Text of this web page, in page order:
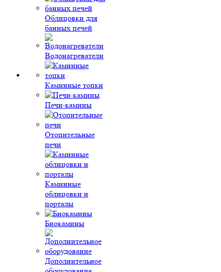
Облицовки для
банных печей
Водонагреватели
Каминные топки
Печи-камины
Отопительные
печи
Каминные
облицовки и
порталы
Биокамины
Дополнительное